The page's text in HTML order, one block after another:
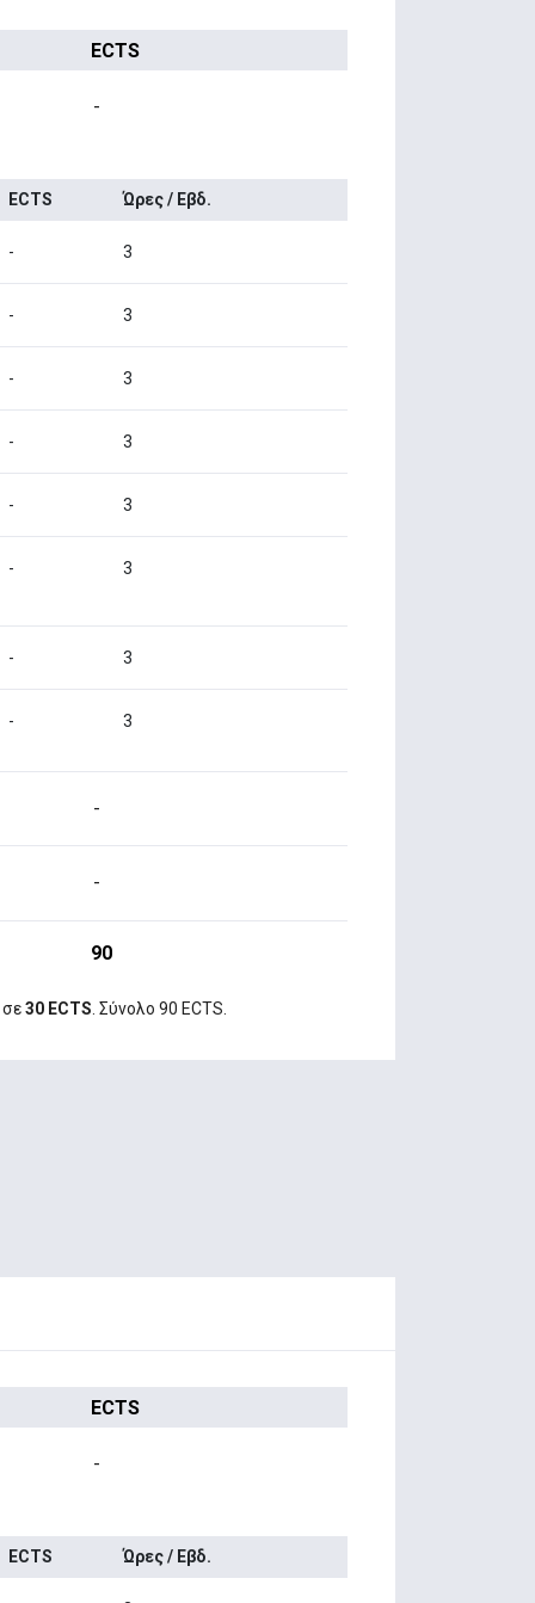
ECTS
-
ECTS Ώρες / Εβδ.
- 3
- 3
- 3
- 3
- 3
- 3
- 3
- 3
-
-
90
σε30 ECTS . Σύνολο 90 ΕCTS.
ECTS
-
ECTS Ώρες / Εβδ.